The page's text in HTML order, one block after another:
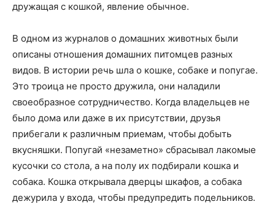
дружащая с кошкой, явление обычное.
В одном из журналов о домашних животных были
описаны отношения домашних питомцев разных
видов. В истории речь шла о кошке, собаке и попугае.
Это троица не просто дружила, они наладили
своеобразное сотрудничество. Когда владельцев не
было дома или даже в их присутствии, друзья
прибегали к различным приемам, чтобы добыть
вкусняшки. Попугай «незаметно» сбрасывал лакомые
кусочки со стола, а на полу их подбирали кошка и
собака. Кошка открывала дверцы шкафов, а собака
дежурила у входа, чтобы предупредить подельников.